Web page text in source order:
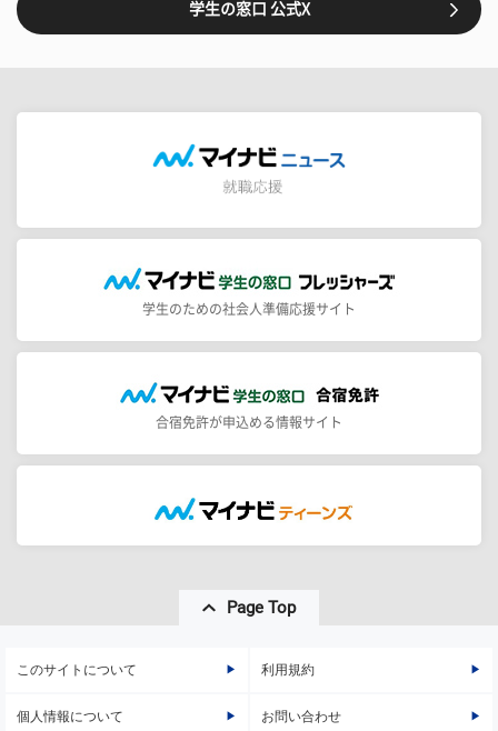
学生の窓口 公式X
学生のための社会人準備応援サイト
合宿免許が申込める情報サイト
Page Top
このサイトについて 利用規約
個人情報について お問い合わせ